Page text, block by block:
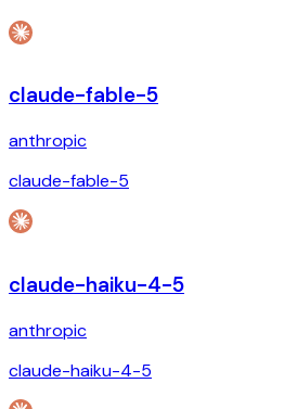
claude-fable-5
anthropic
claude-fable-5
claude-haiku-4-5
anthropic
claude-haiku-4-5